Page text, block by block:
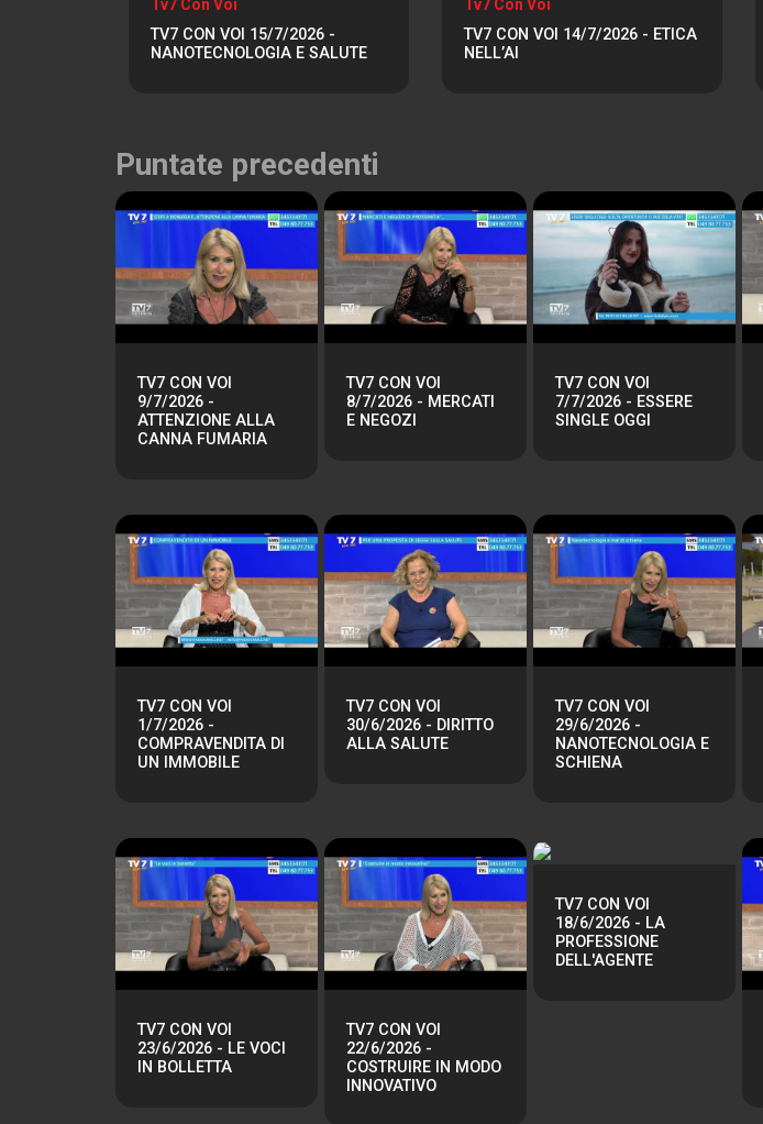
Tv7 Con Voi
TV7 CON VOI 15/7/2026 -
NANOTECNOLOGIA E SALUTE
Tv7 Con Voi
TV7 CON VOI 14/7/2026 - ETICA
NELL’AI
Puntate precedenti
TV7 CON VOI
9/7/2026 -
ATTENZIONE ALLA
CANNA FUMARIA
TV7 CON VOI
8/7/2026 - MERCATI
E NEGOZI
TV7 CON VOI
7/7/2026 - ESSERE
SINGLE OGGI
TV7 CON VOI
1/7/2026 -
COMPRAVENDITA DI
UN IMMOBILE
TV7 CON VOI
30/6/2026 - DIRITTO
ALLA SALUTE
TV7 CON VOI
29/6/2026 -
NANOTECNOLOGIA E
SCHIENA
TV7 CON VOI
23/6/2026 - LE VOCI
IN BOLLETTA
TV7 CON VOI
22/6/2026 -
COSTRUIRE IN MODO
INNOVATIVO
TV7 CON VOI
18/6/2026 - LA
PROFESSIONE
DELL'AGENTE